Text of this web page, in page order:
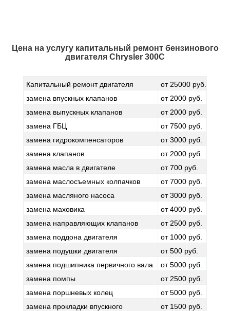
Цена на услугу капитальный ремонт бензинового
двигателя Chrysler 300C
Капитальный ремонт двигателя
от 25000 руб.
замена впускных клапанов
от 2000 руб.
замена выпускных клапанов
от 2000 руб.
замена ГБЦ
от 7500 руб.
замена гидрокомпенсаторов
от 3000 руб.
замена клапанов
от 2000 руб.
замена масла в двигателе
от 700 руб.
замена маслосъемных колпачков
от 7000 руб.
замена масляного насоса
от 3000 руб.
замена маховика
от 4000 руб.
замена направляющих клапанов
от 2500 руб.
замена поддона двигателя
от 1000 руб.
замена подушки двигателя
от 500 руб.
замена подшипника первичного вала
от 5000 руб.
замена помпы
от 2500 руб.
замена поршневых колец
от 5000 руб.
замена прокладки впускного
от 1500 руб.